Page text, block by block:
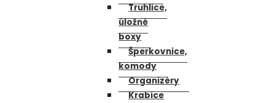
Truhlice,
úložné
boxy
Šperkovnice,
komody
Organizéry
Krabice